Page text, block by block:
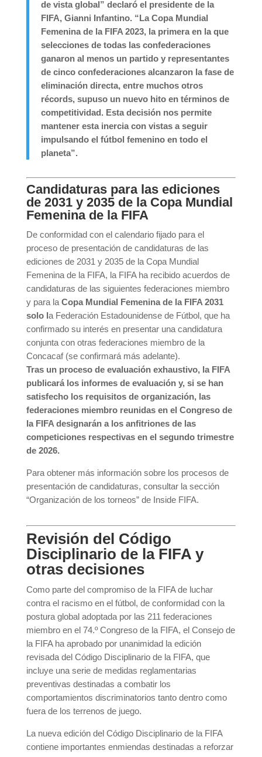
de vista global” declaró el presidente de la
FIFA, Gianni Infantino. “La Copa Mundial
Femenina de la FIFA 2023, la primera en la que
selecciones de todas las confederaciones
ganaron al menos un partido y representantes
de cinco confederaciones alcanzaron la fase de
eliminación directa, entre muchos otros
récords, supuso un nuevo hito en términos de
competitividad. Esta decisión nos permite
mantener esta inercia con vistas a seguir
impulsando el fútbol femenino en todo el
planeta”.
Candidaturas para las ediciones
de 2031 y 2035 de la Copa Mundial
Femenina de la FIFA
De conformidad con el calendario fijado para el
proceso de presentación de candidaturas de las
ediciones de 2031 y 2035 de la Copa Mundial
Femenina de la FIFA, la FIFA ha recibido acuerdos de
candidaturas de las siguientes federaciones miembro
y para la Copa Mundial Femenina de la FIFA 2031
solo la Federación Estadounidense de Fútbol, que ha
confirmado su interés en presentar una candidatura
conjunta con otras federaciones miembro de la
Concacaf (se confirmará más adelante).
Tras un proceso de evaluación exhaustivo, la FIFA
publicará los informes de evaluación y, si se han
satisfecho los requisitos de organización, las
federaciones miembro reunidas en el Congreso de
la FIFA designarán a los anfitriones de las
competiciones respectivas en el segundo trimestre
de 2026.
Para obtener más información sobre los procesos de
presentación de candidaturas, consultar la sección
“Organización de los torneos” de Inside FIFA.
Revisión del Código
Disciplinario de la FIFA y
otras decisiones
Como parte del compromiso de la FIFA de luchar
contra el racismo en el fútbol, de conformidad con la
postura global adoptada por las 211 federaciones
miembro en el 74.º Congreso de la FIFA, el Consejo de
la FIFA ha aprobado por unanimidad la edición
revisada del Código Disciplinario de la FIFA, que
incluye una serie de medidas reglamentarias
preventivas destinadas a combatir los
comportamientos discriminatorios tanto dentro como
fuera de los terrenos de juego.
La nueva edición del Código Disciplinario de la FIFA
contiene importantes enmiendas destinadas a reforzar